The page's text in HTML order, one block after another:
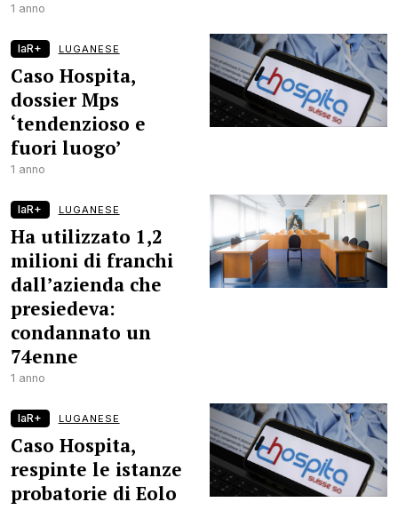
1 anno
laR+ LUGANESE
Caso Hospita,
dossier Mps
‘tendenzioso e
fuori luogo’
1 anno
laR+ LUGANESE
Ha utilizzato 1,2
milioni di franchi
dall’azienda che
presiedeva:
condannato un
74enne
1 anno
laR+ LUGANESE
Caso Hospita,
respinte le istanze
probatorie di Eolo